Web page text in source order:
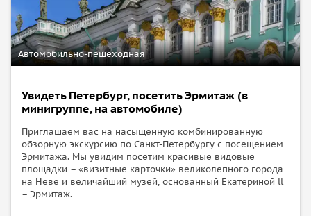
Автомобильно-пешеходная
Увидеть Петербург, посетить Эрмитаж (в
минигруппе, на автомобиле)
Приглашаем вас на насыщенную комбинированную
обзорную экскурсию по Санкт-Петербургу с посещением
Эрмитажа. Мы увидим посетим красивые видовые
площадки – «визитные карточки» великолепного города
на Неве и величайший музей, основанный Екатериной ll
– Эрмитаж.